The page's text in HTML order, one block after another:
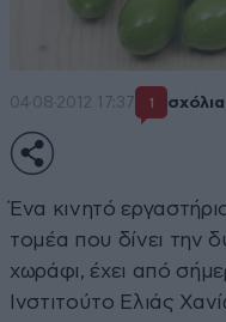
04·08·2012 17:37 1 σχόλια
Ένα κινητό
τομέα που δίνει την
χωράφι, έχει από
Ινστιτούτο Ελιάς